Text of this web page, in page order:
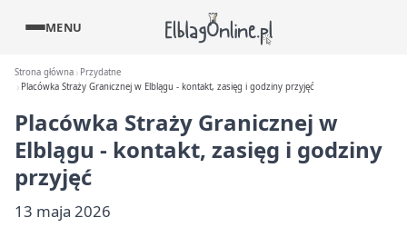
MENU
Strona główna
Przydatne
Placówka Straży Granicznej w Elblągu - kontakt, zasięg i godziny przyjęć
Placówka Straży Granicznej w
Elblągu - kontakt, zasięg i godziny
przyjęć
13 maja 2026